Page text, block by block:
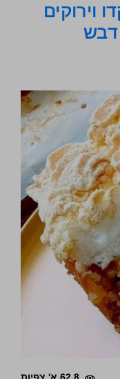
וירוקים